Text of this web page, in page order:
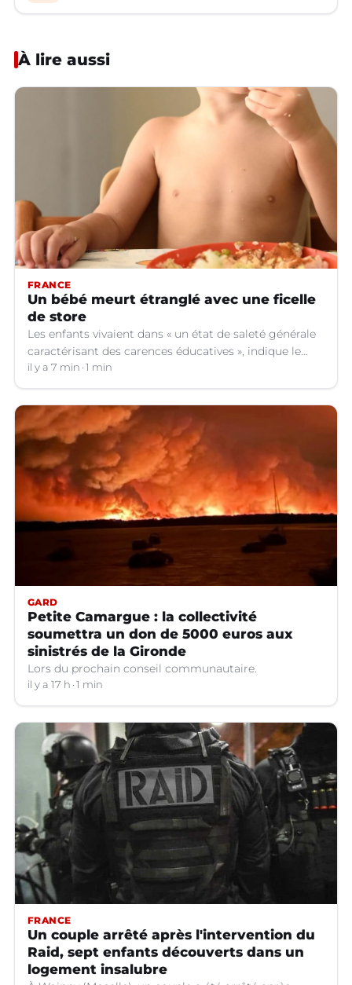
À lire aussi
FRANCE
Un bébé meurt étranglé avec une ficelle
de store
Les enfants vivaient dans « un état de saleté générale
caractérisant des carences éducatives », indique le
parquet.
il y a 7 min 1 min
GARD
Petite Camargue : la collectivité
soumettra un don de 5000 euros aux
sinistrés de la Gironde
Lors du prochain conseil communautaire.
il y a 17 h 1 min
FRANCE
Un couple arrêté après l'intervention du
Raid, sept enfants découverts dans un
logement insalubre